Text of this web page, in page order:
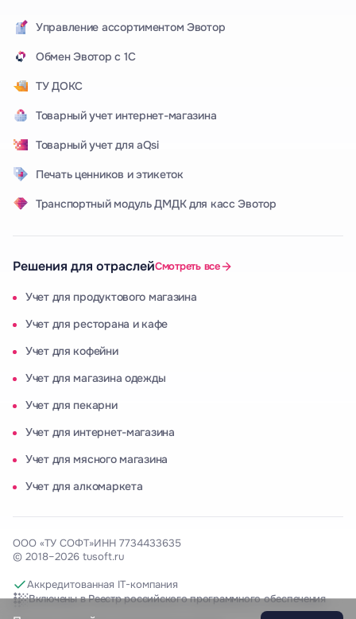
Управление ассортиментом Эвотор
Обмен Эвотор с 1С
ТУ ДОКС
Товарный учет интернет-магазина
Товарный учет для aQsi
Печать ценников и этикеток
Транспортный модуль ДМДК для касс Эвотор
Решения для отраслейСмотреть все
Учет для продуктового магазина
Учет для ресторана и кафе
Учет для кофейни
Учет для магазина одежды
Учет для пекарни
Учет для интернет-магазина
Учет для мясного магазина
Учет для алкомаркета
ООО «ТУ СОФТ»ИНН 7734433635
© 2018–2026 tusoft.ru
Аккредитованная IT-компания
Включены в Реестр российского программного обеспечения